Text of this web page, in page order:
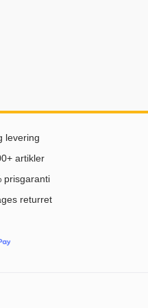
levering
artikler
prisgaranti
returret